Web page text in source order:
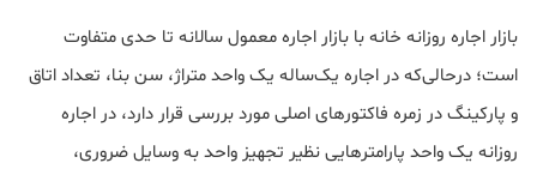
بازار اجاره روزانه خانه با بازار اجاره معمول سالانه تا حدی متفاوت
است؛ درحالی‌که در اجاره یک‌ساله یک واحد متراژ، سن بنا، تعداد اتاق
و پارکینگ در زمره فاکتورهای اصلی مورد بررسی قرار دارد، در اجاره
روزانه یک واحد پارامترهایی نظیر تجهیز واحد به وسایل ضروری،